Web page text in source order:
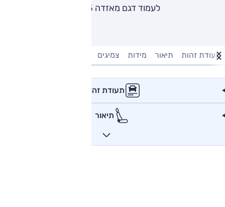
לעמוד דגם מאזדה CX5
תעודת זהות תיאור מידות צמיגים
תעודת זהות
תיאור